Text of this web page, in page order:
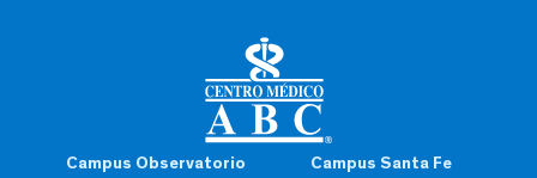
Campus Observatorio Campus Santa Fe